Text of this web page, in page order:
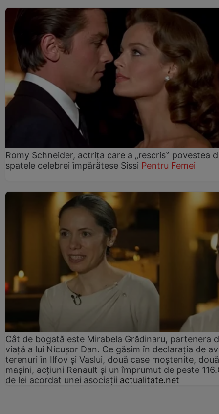
Romy Schneider, actrița care a „rescris‟ povestea
spatele celebrei împărătese Sissi Pentru Femei
Cât de bogată este Mirabela Grădinaru, partenera
viață a lui Nicușor Dan. Ce găsim în declarația de
terenuri în Ilfov și Vaslui, două case moștenite, două
mașini, acțiuni Renault și un împrumut de peste
de lei acordat unei asociații actualitate.net